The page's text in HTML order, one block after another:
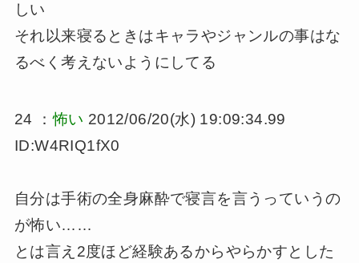
しい
それ以来寝るときはキャラやジャンルの事はな
るべく考えないようにしてる
24 ：怖い 2012/06/20(水) 19:09:34.99
ID:W4RIQ1fX0
自分は手術の全身麻酔で寝言を言うっていうの
が怖い……
とは言え2度ほど経験あるからやらかすとした